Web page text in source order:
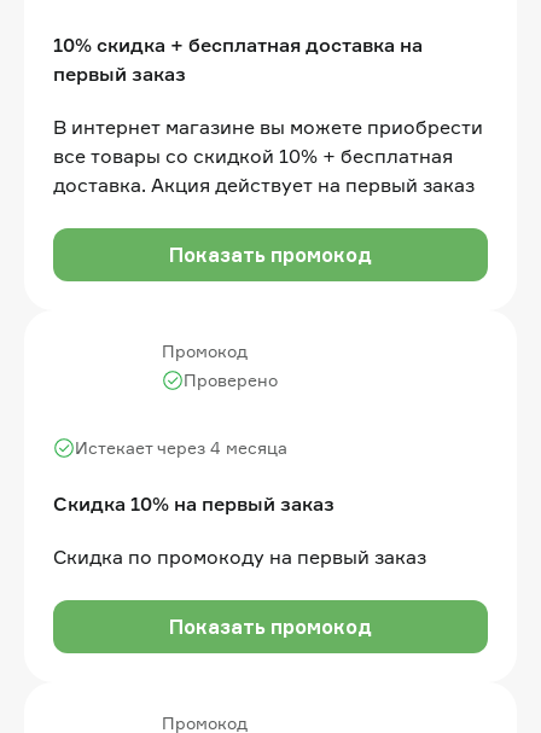
10% скидка + бесплатная доставка на
первый заказ
В интернет магазине вы можете приобрести
все товары со скидкой 10% + бесплатная
доставка. Акция действует на первый заказ
Показать промокод
Промокод
Скидка 10% на первый заказ
Истекает через 4 месяца
Проверено
Cкидка по промокоду на первый заказ
Показать промокод
Промокод